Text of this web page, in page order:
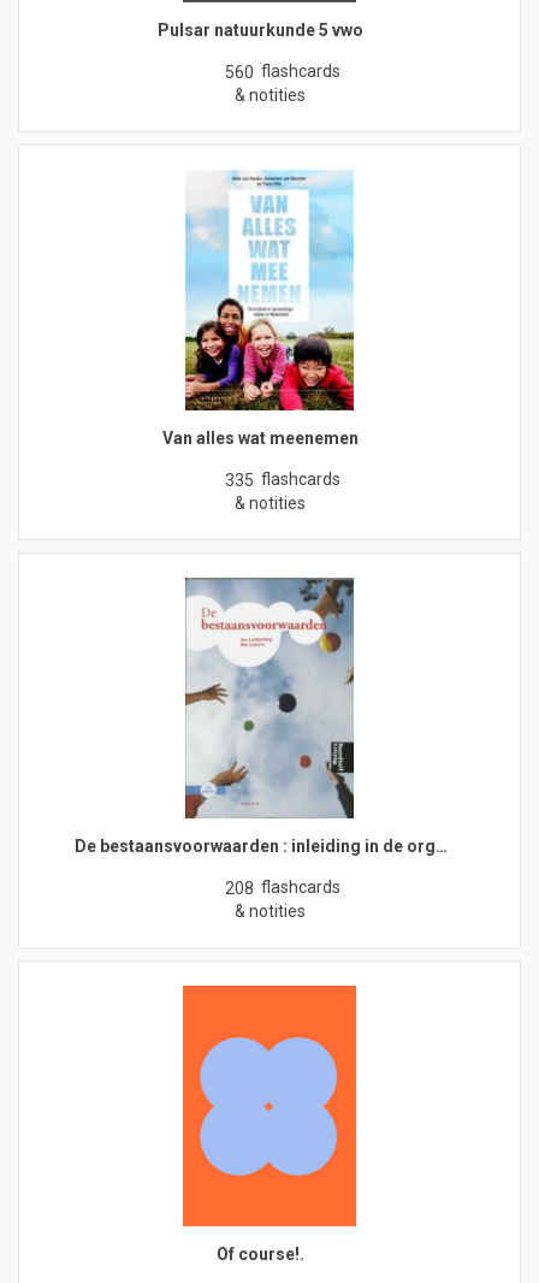
Pulsar natuurkunde 5 vwo
560 flashcards
& notities
Van alles wat meenemen
335 flashcards
& notities
De bestaansvoorwaarden : inleiding in de org…
208 flashcards
& notities
Of course!.